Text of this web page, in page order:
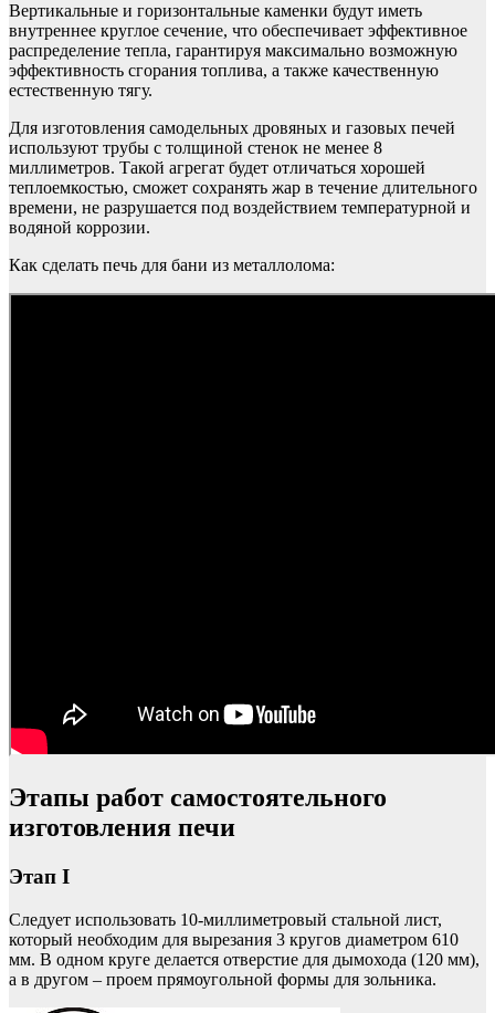
Вертикальные и горизонтальные каменки будут иметь
внутреннее круглое сечение, что обеспечивает эффективное
распределение тепла, гарантируя максимально возможную
эффективность сгорания топлива, а также качественную
естественную тягу.
Для изготовления самодельных дровяных и газовых печей
используют трубы с толщиной стенок не менее 8
миллиметров. Такой агрегат будет отличаться хорошей
теплоемкостью, сможет сохранять жар в течение длительного
времени, не разрушается под воздействием температурной и
водяной коррозии.
Как сделать печь для бани из металлолома:
Этапы работ самостоятельного
изготовления печи
Этап I
Следует использовать 10-миллиметровый стальной лист,
который необходим для вырезания 3 кругов диаметром 610
мм. В одном круге делается отверстие для дымохода (120 мм),
а в другом – проем прямоугольной формы для зольника.